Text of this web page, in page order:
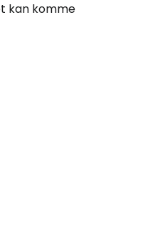
kan komme